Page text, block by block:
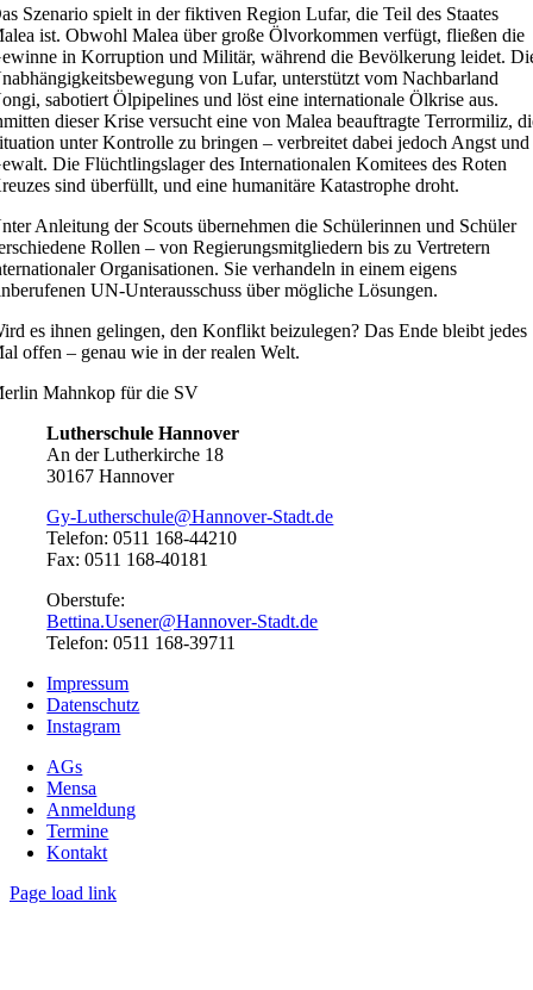
Szenario spielt in der fiktiven Region Lufar, die Teil des Staates
ist. Obwohl Malea über große Ölvorkommen verfügt, fließen die
in Korruption und Militär, während die Bevölkerung leidet.
von Lufar, unterstützt vom Nachbarland
sabotiert Ölpipelines und löst eine internationale Ölkrise aus.
dieser Krise versucht eine von Malea beauftragte Terrormiliz,
unter Kontrolle zu bringen – verbreitet dabei jedoch Angst und
Die Flüchtlingslager des Internationalen Komitees des Roten
sind überfüllt, und eine humanitäre Katastrophe droht.
Anleitung der Scouts übernehmen die Schülerinnen und Schüler
Rollen – von Regierungsmitgliedern bis zu Vertretern
Organisationen. Sie verhandeln in einem eigens
UN-Unterausschuss über mögliche Lösungen.
es ihnen gelingen, den Konflikt beizulegen? Das Ende bleibt jedes
offen – genau wie in der realen Welt.
Mahnkop für die SV
Lutherschule Hannover
An der Lutherkirche 18
30167 Hannover
Gy-Lutherschule@Hannover-Stadt.de
Telefon: 0511 168-44210
Fax: 0511 168-40181
Oberstufe:
Bettina.Usener@Hannover-Stadt.de
Telefon: 0511 168-39711
Impressum
Datenschutz
Instagram
AGs
Mensa
Anmeldung
Termine
Kontakt
Page load link